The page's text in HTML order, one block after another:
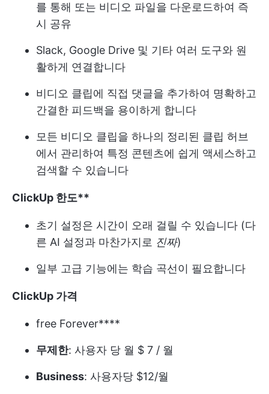
를 통해 또는 비디오 파일을 다운로드하여 즉
시 공유
Slack, Google Drive 및 기타 여러 도구와 원
활하게 연결합니다
비디오 클립에 직접 댓글을 추가하여 명확하고
간결한 피드백을 용이하게 합니다
모든 비디오 클립을 하나의 정리된 클립 허브
에서 관리하여 특정 콘텐츠에 쉽게 액세스하고
검색할 수 있습니다
ClickUp 한도**
초기 설정은 시간이 오래 걸릴 수 있습니다 (다
른 AI 설정과 마찬가지로 진짜)
일부 고급 기능에는 학습 곡선이 필요합니다
ClickUp 가격
free Forever****
무제한: 사용자 당 월 $ 7 / 월
Business: 사용자당 $12/월